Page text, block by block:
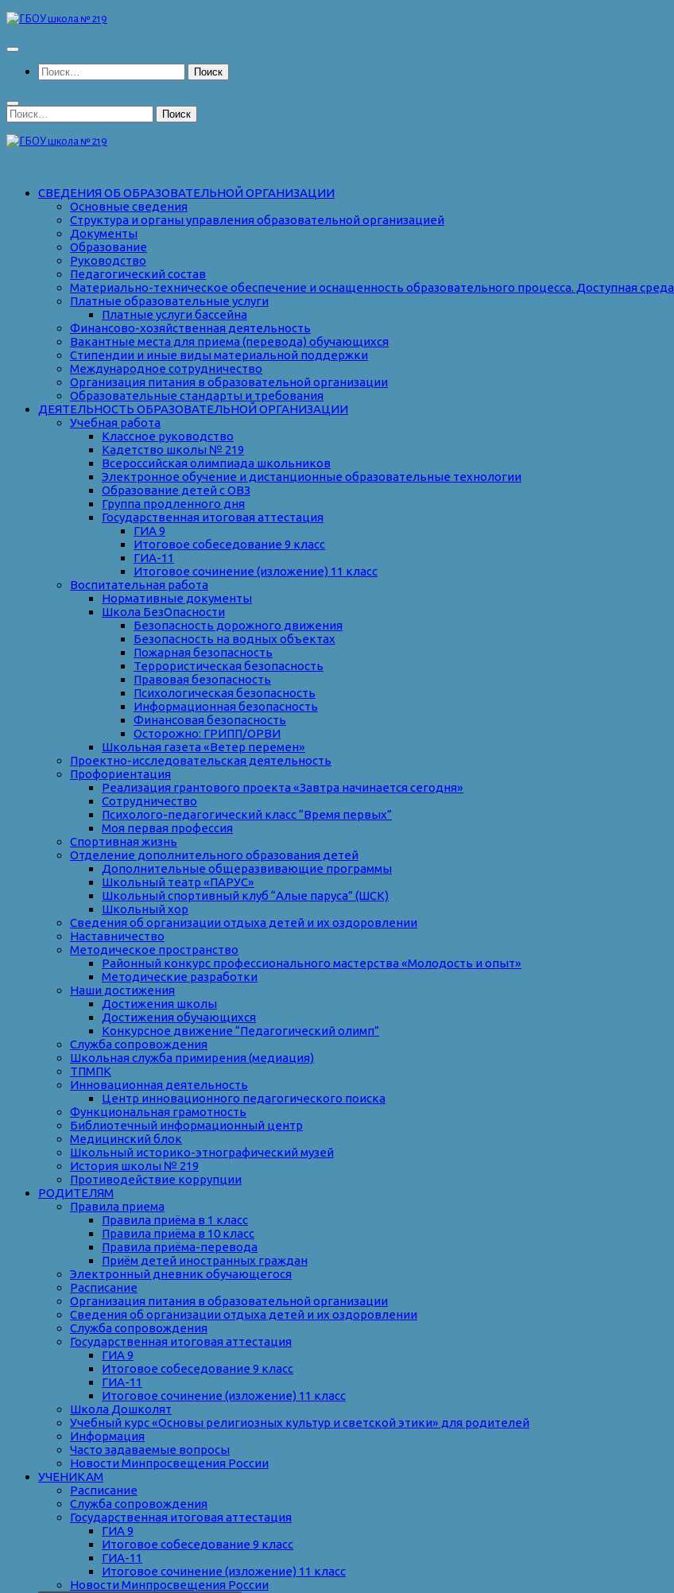
Перейти
содержимому
Найти:
Найти:
СВЕДЕНИЯ ОБ ОБРАЗОВАТЕЛЬНОЙ ОРГАНИЗАЦИИ
Основные сведения
Структура и органы управления образовательной организацией
Документы
Образование
Руководство
Педагогический состав
Материально-техническое обеспечение и оснащенность образовательного процесса. Доступная среда
Платные образовательные услуги
Платные услуги бассейна
Финансово-хозяйственная деятельность
Вакантные места для приема (перевода) обучающихся
Стипендии и иные виды материальной поддержки
Международное сотрудничество
Организация питания в образовательной организации
Образовательные стандарты и требования
ДЕЯТЕЛЬНОСТЬ ОБРАЗОВАТЕЛЬНОЙ ОРГАНИЗАЦИИ
Учебная работа
Классное руководство
Кадетство школы № 219
Всероссийская олимпиада школьников
Электронное обучение и дистанционные образовательные технологии
Образование детей с ОВЗ
Группа продленного дня
Государственная итоговая аттестация
ГИА 9
Итоговое собеседование 9 класс
ГИА-11
Итоговое сочинение (изложение) 11 класс
Воспитательная работа
Нормативные документы
Школа БезОпасности
Безопасность дорожного движения
Безопасность на водных объектах
Пожарная безопасность
Террористическая безопасность
Правовая безопасность
Психологическая безопасность
Информационная безопасность
Финансовая безопасность
Осторожно: ГРИПП/ОРВИ
Школьная газета «Ветер перемен»
Проектно-исследовательская деятельность
Профориентация
Реализация грантового проекта «Завтра начинается сегодня»
Сотрудничество
Психолого-педагогический класс “Время первых”
Моя первая профессия
Спортивная жизнь
Отделение дополнительного образования детей
Дополнительные общеразвивающие программы
Школьный театр «ПАРУС»
Школьный спортивный клуб “Алые паруса” (ШСК)
Школьный хор
Сведения об организации отдыха детей и их оздоровлении
Наставничество
Методическое пространство
Районный конкурс профессионального мастерства «Молодость и опыт»
Методические разработки
Наши достижения
Достижения школы
Достижения обучающихся
Конкурсное движение “Педагогический олимп”
Служба сопровождения
Школьная служба примирения (медиация)
ТПМПК
Инновационная деятельность
Центр инновационного педагогического поиска
Функциональная грамотность
Библиотечный информационный центр
Медицинский блок
Школьный историко-этнографический музей
История школы № 219
Противодействие коррупции
РОДИТЕЛЯМ
Правила приема
Правила приёма в 1 класс
Правила приёма в 10 класс
Правила приёма-перевода
Приём детей иностранных граждан
Электронный дневник обучающегося
Расписание
Организация питания в образовательной организации
Сведения об организации отдыха детей и их оздоровлении
Служба сопровождения
Государственная итоговая аттестация
ГИА 9
Итоговое собеседование 9 класс
ГИА-11
Итоговое сочинение (изложение) 11 класс
Школа Дошколят
Учебный курс «Основы религиозных культур и светской этики» для родителей
Информация
Часто задаваемые вопросы
Новости Минпросвещения России
УЧЕНИКАМ
Расписание
Служба сопровождения
Государственная итоговая аттестация
ГИА 9
Итоговое собеседование 9 класс
ГИА-11
Итоговое сочинение (изложение) 11 класс
Новости Минпросвещения России